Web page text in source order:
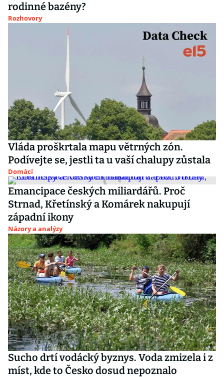
rodinné bazény?
Rozhovory
Vláda proškrtala mapu větrných zón.
Podívejte se, jestli ta u vaší chalupy zůstala
Domácí
Emancipace českých miliardářů. Proč
Strnad, Křetínský a Komárek nakupují
západní ikony
Názory a analýzy
Sucho drtí vodácký byznys. Voda zmizela i z
míst, kde to Česko dosud nepoznalo